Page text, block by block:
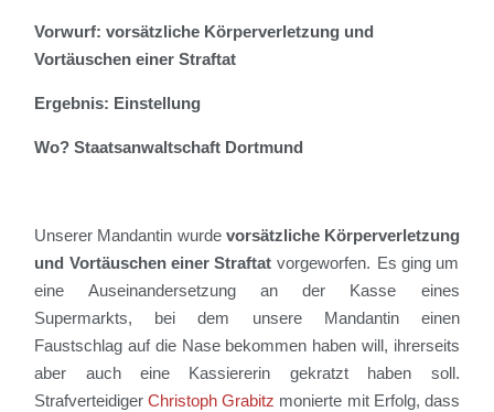
Vorwurf: vorsätzliche Körperverletzung und
Vortäuschen einer Straftat
Ergebnis: Einstellung
Wo? Staatsanwaltschaft Dortmund
Unserer Mandantin wurde vorsätzliche Körperverletzung
und Vortäuschen einer Straftat vorgeworfen. Es ging um
eine Auseinandersetzung an der Kasse eines
Supermarkts, bei dem unsere Mandantin einen
Faustschlag auf die Nase bekommen haben will, ihrerseits
aber auch eine Kassiererin gekratzt haben soll.
StrafverteidigerChristoph Grabitz monierte mit Erfolg, dass